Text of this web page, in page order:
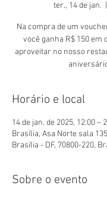
ter., 14 de jan.
Na compra de um
você ganha R$ 150 em
aproveitar no nosso
Horário e local
14 de jan. de 2025, 12:00 –
Brasília, Asa Norte sala
Brasília - DF, 70800-220,
Sobre o evento